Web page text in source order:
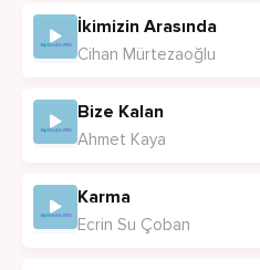
İkimizin Arasında
Cihan Mürtezaoğlu
Bize Kalan
Ahmet Kaya
Karma
Ecrin Su Çoban